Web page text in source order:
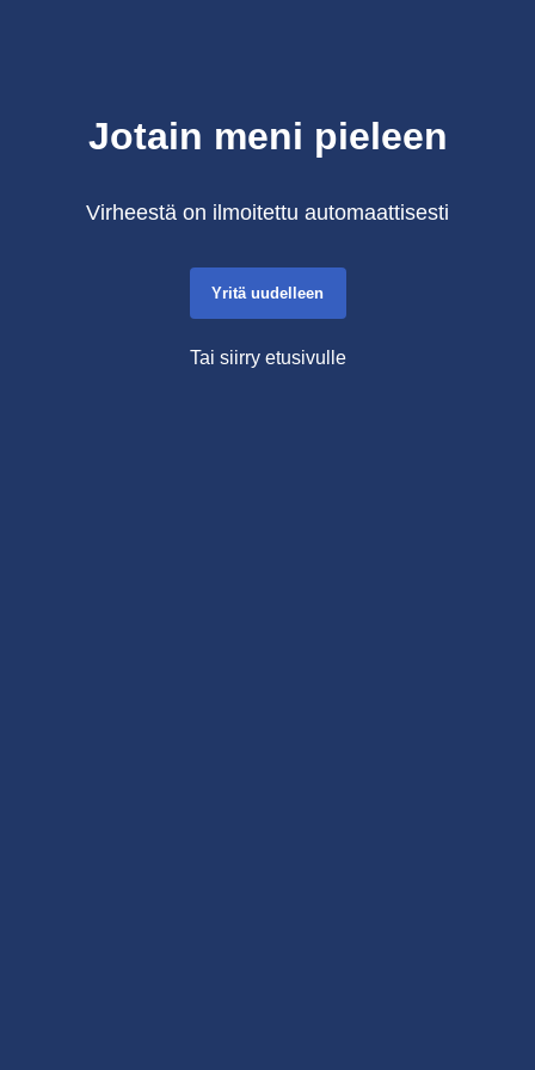
Jotain meni pieleen
Virheestä on ilmoitettu automaattisesti
Yritä uudelleen
Tai siirry etusivulle